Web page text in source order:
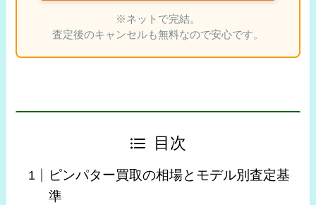
※ネットで完結。
査定後のキャンセルも無料なので安心です。
目次
ピンパター買取の相場とモデル別査定基
準